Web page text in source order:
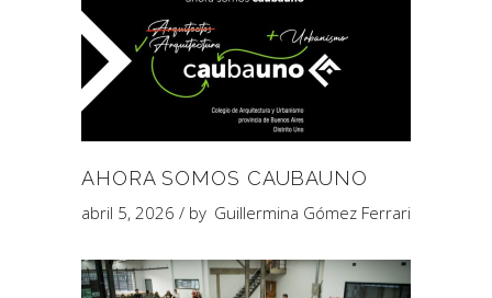
AHORA SOMOS CAUBAUNO
abril 5, 2026 by Guillermina Gómez Ferrari